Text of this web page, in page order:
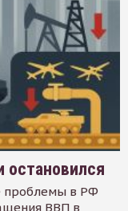
остановился
проблемы в РФ
ВВП в